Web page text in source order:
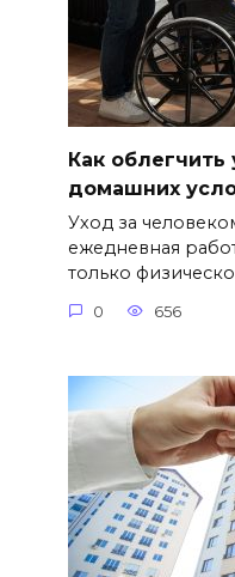
Как облегчить
домашних
Уход за
ежедневная
только
0 656